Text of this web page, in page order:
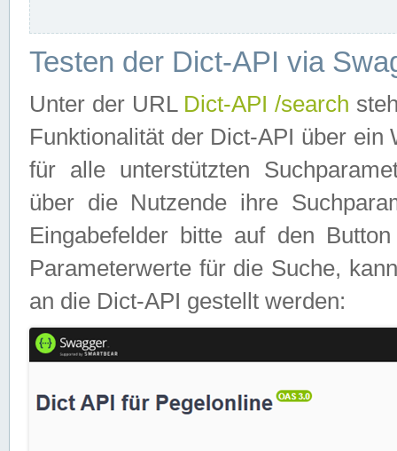
Testen der Dict-API via
Unter der URL Dict-API /search
Funktionalität der Dict-API über
für alle unterstützten
über die Nutzende ihre
Eingabefelder bitte auf den
Parameterwerte für die Suche,
an die Dict-API gestellt werden: